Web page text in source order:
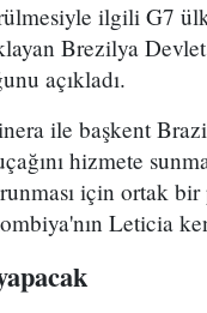
ilgili G7
Brezilya
açıkladı.
ile başkent
hizmete
için ortak
Leticia